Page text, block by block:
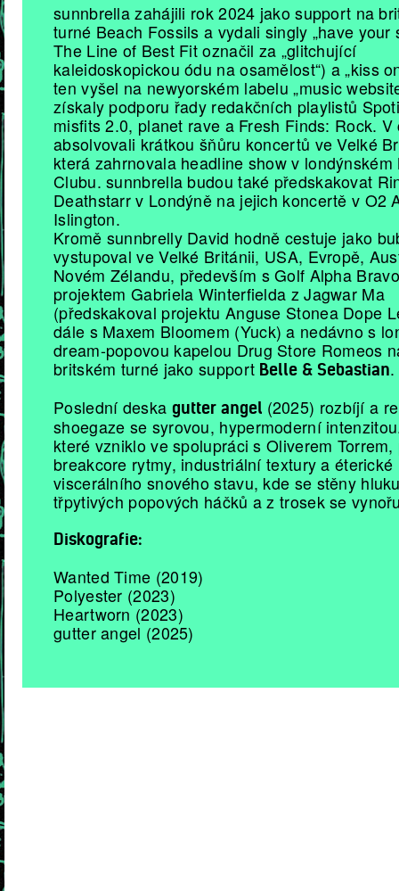
sunnbrella zahájili rok 2024 jako support na
turné Beach Fossils a vydali singly „have your
The Line of Best Fit označil za „glitchující
kaleidoskopickou ódu na osamělost“) a „kiss
ten vyšel na newyorském labelu „music
získaly podporu řady redakčních playlistů
misfits 2.0, planet rave a Fresh Finds: Rock. V
absolvovali krátkou šňůru koncertů ve Velké
která zahrnovala headline show v londýnském
Clubu. sunnbrella budou také předskakovat
Deathstarr v Londýně na jejich koncertě v O2
Islington.
Kromě sunnbrelly David hodně cestuje jako
vystupoval ve Velké Británii, USA, Evropě,
Novém Zélandu, především s Golf Alpha
projektem Gabriela Winterfielda z Jagwar Ma
(předskakoval projektu Anguse Stonea Dope
dále s Maxem Bloomem (Yuck) a nedávno s
dream-popovou kapelou Drug Store Romeos
britském turné jako support Belle & Sebastian.
Poslední deska gutter angel (2025) rozbíjí a
shoegaze se syrovou, hypermoderní
které vzniklo ve spolupráci s Oliverem
breakcore rytmy, industriální textury a éterické
viscerálního snového stavu, kde se stěny
třpytivých popových háčků a z trosek se
Diskografie:
Wanted Time (2019)
Polyester (2023)
Heartworn (2023)
gutter angel (2025)